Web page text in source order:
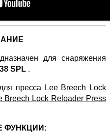
для снаряжения
38 SPL .
пресса
Lee Breech Lock
Breech Lock Reloader Press
ФУНКЦИИ: